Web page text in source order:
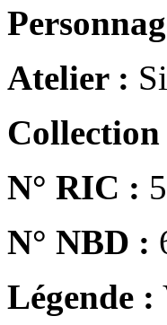
Atelier :
Collection
N° RIC :
N° NBD :
Légende :